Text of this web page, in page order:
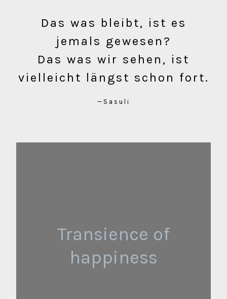
Das was bleibt, ist es
jemals gewesen?
Das was wir sehen, ist
vielleicht längst schon fort.
Sasuli
Transience of
happiness